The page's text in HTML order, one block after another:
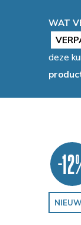
WAT
deze
-